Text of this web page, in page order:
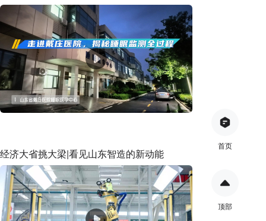
经济大省挑大梁|看见山东智造的新动能
首页
顶部